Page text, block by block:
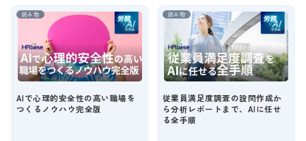
読み物
AIで心理的安全性の高い職場を
つくるノウハウ完全版
読み物
従業員満足度調査の設問作成か
ら分析レポートまで、AIに任せ
る全手順